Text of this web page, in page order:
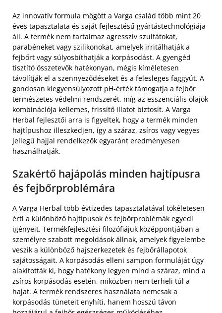
Az innovatív formula mögött a Varga család több mint 20
éves tapasztalata és saját fejlesztésű gyártástechnológiája
áll. A termék nem tartalmaz agresszív szulfátokat,
parabéneket vagy szilikonokat, amelyek irritálhatják a
fejbőrt vagy súlyosbíthatják a korpásodást. A gyengéd
tisztító összetevők hatékonyan, mégis kíméletesen
távolítják el a szennyeződéseket és a felesleges faggyút. A
gondosan kiegyensúlyozott pH-érték támogatja a fejbőr
természetes védelmi rendszerét, míg az esszenciális olajok
kombinációja kellemes, frissítő illatot biztosít. A Varga
Herbal fejlesztői arra is figyeltek, hogy a termék minden
hajtípushoz illeszkedjen, így a száraz, zsíros vagy vegyes
jellegű hajjal rendelkezők egyaránt eredményesen
használhatják.
Szakértő hajápolás minden hajtípusra
és fejbőrproblémára
A Varga Herbal több évtizedes tapasztalatával tökéletesen
érti a különböző hajtípusok és fejbőrproblémák egyedi
igényeit. Termékfejlesztési filozófiájuk középpontjában a
személyre szabott megoldások állnak, amelyek figyelembe
veszik a különböző hajszerkezetek és fejbőrállapotok
sajátosságait. A korpásodás elleni sampon formuláját úgy
alakították ki, hogy hatékony legyen mind a száraz, mind a
zsíros korpásodás esetén, miközben nem terheli túl a
hajat. A termék rendszeres használata nemcsak a
korpásodás tüneteit enyhíti, hanem hosszú távon